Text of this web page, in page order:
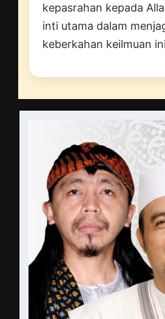
kepasrahan kepada
inti utama dalam
keberkahan keilmuan